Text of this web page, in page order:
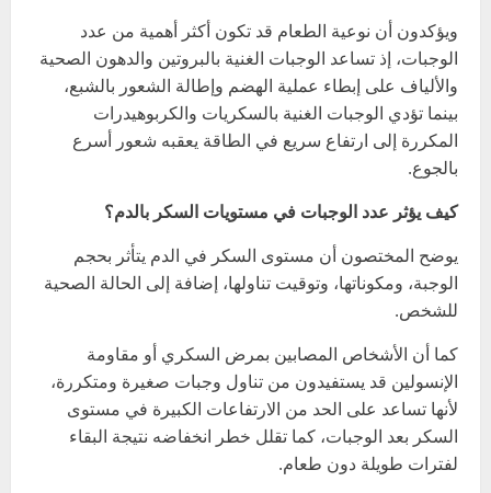
ويؤكدون أن نوعية الطعام قد تكون أكثر أهمية من عدد
الوجبات، إذ تساعد الوجبات الغنية بالبروتين والدهون الصحية
والألياف على إبطاء عملية الهضم وإطالة الشعور بالشبع،
بينما تؤدي الوجبات الغنية بالسكريات والكربوهيدرات
المكررة إلى ارتفاع سريع في الطاقة يعقبه شعور أسرع
بالجوع.
كيف يؤثر عدد الوجبات في مستويات السكر بالدم؟
يوضح المختصون أن مستوى السكر في الدم يتأثر بحجم
الوجبة، ومكوناتها، وتوقيت تناولها، إضافة إلى الحالة الصحية
للشخص.
كما أن الأشخاص المصابين بمرض السكري أو مقاومة
الإنسولين قد يستفيدون من تناول وجبات صغيرة ومتكررة،
لأنها تساعد على الحد من الارتفاعات الكبيرة في مستوى
السكر بعد الوجبات، كما تقلل خطر انخفاضه نتيجة البقاء
لفترات طويلة دون طعام.